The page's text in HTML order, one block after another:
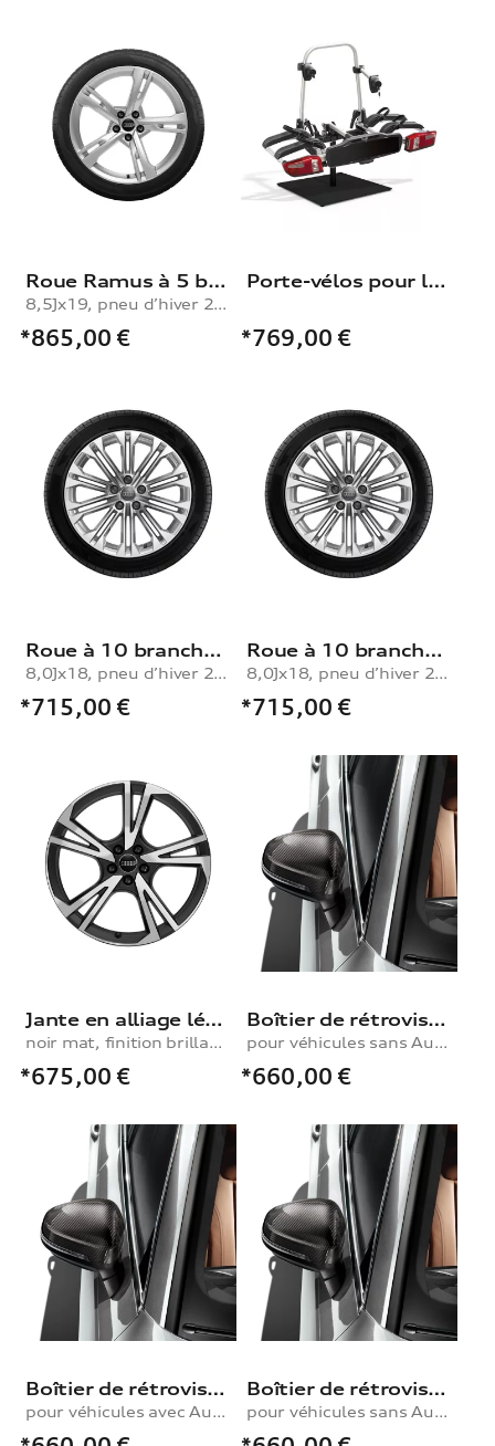
Roue Ramus à 5 branches
8,5Jx19, pneu d’hiver 255/35 R19 96V XL
*865,00 €
Porte-vélos pour le dispositif d'attelage
*769,00 €
Roue à 10 branches à montage en parallèle
8,0Jx18, pneu d’hiver 245/40 R18 97V XL, droite
*715,00 €
Roue à 10 branches à montage en parallèle
8,0Jx18, pneu d’hiver 245/40 R18 97V XL, gauche
*715,00 €
Jante en alliage léger à 5 rayons design Falx
noir mat, finition brillante, 9,0Jx20
*675,00 €
Boîtier de rétroviseur extérieur
pour véhicules sans Audi side assist
*660,00 €
Boîtier de rétroviseur extérieur
pour véhicules avec Audi side assist
Boîtier de rétroviseur extérieur
pour véhicules sans Audi side assist